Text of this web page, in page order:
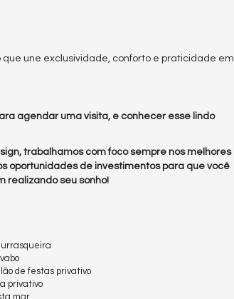
une exclusividade, conforto e praticidade em
agendar uma visita, e conhecer esse lindo
trabalhamos com foco sempre nos melhores
oportunidades de investimentos para que você
realizando seu sonho!
de festas privativo
privativo
mar